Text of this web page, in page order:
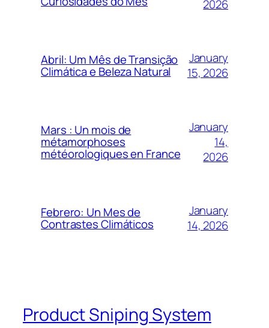
2026
Abril: Um Mês de Transição
Climática e Beleza Natural
January
15, 2026
Mars : Un mois de
métamorphoses
météorologiques en France
January
14,
2026
Febrero: Un Mes de
Contrastes Climáticos
January
14, 2026
Product Sniping System